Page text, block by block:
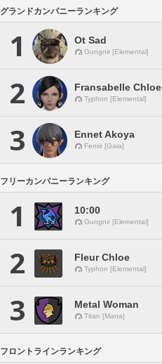
グランドカンパニーランキング
1 Ot Sad
Gungnir [Elemental]
2 Fransabelle Chloe
Typhon [Elemental]
3 Ennet Akoya
Fenrir [Gaia]
フリーカンパニーランキング
1 10:00
Gungnir [Elemental]
2 Fleur Chloe
Typhon [Elemental]
3 Metal Woman
Titan [Mana]
フロントラインランキング